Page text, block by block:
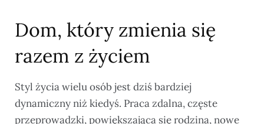
Dom, który zmienia się
razem z życiem
Styl życia wielu osób jest dziś bardziej
dynamiczny niż kiedyś. Praca zdalna, częste
przeprowadzki, powiększająca się rodzina, nowe